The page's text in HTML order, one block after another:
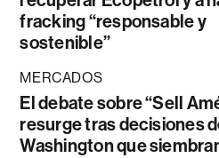
fracking “responsable y
sostenible”
MERCADOS
El debate sobre “Sell
resurge tras decisiones
Washington que